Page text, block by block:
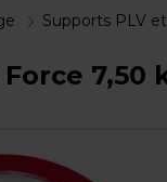
Supports PLV
7,50